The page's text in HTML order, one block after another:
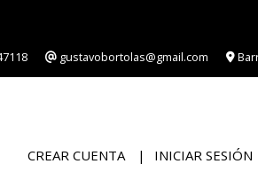
gustavobortolas@gmail.com
CREAR CUENTA INICIAR SESIÓN